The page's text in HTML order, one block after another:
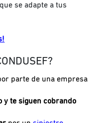
se adapte a tus
parte de una empresa
y te siguen cobrando